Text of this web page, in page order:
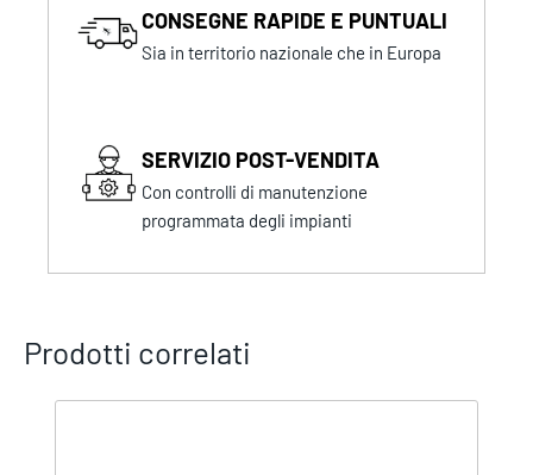
CONSEGNE RAPIDE E PUNTUALI
Sia in territorio nazionale che in Europa
SERVIZIO POST-VENDITA
Con controlli di manutenzione
programmata degli impianti
Prodotti correlati